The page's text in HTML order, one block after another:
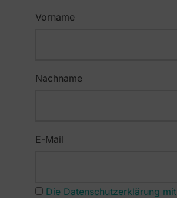
Vorname
Nachname
E-Mail
Die Datenschutzerklärung mit